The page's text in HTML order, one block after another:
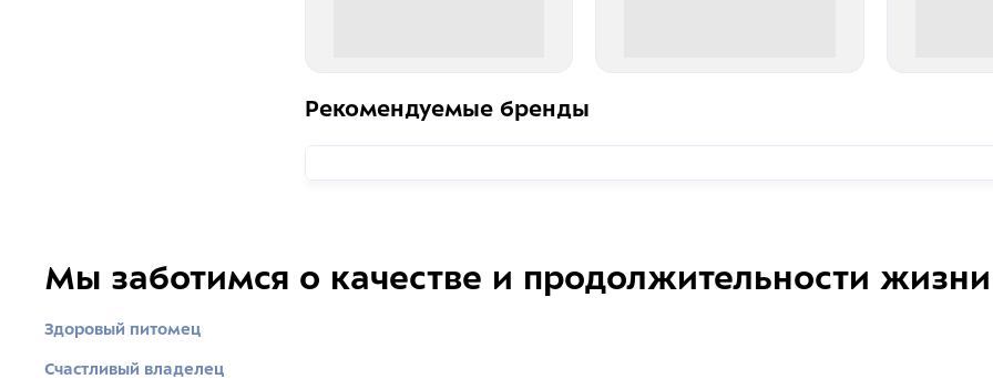
Рекомендуемые бренды
Мы заботимся о качестве и продолжительности жизни
Здоровый питомец
Счастливый владелец